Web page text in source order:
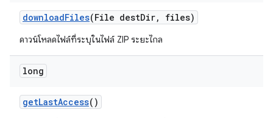
downloadFiles(File destDir, files)
ดาวน์โหลดไฟล์ที่ระบุในไฟล์ ZIP ระยะไกล
long
getLastAccess()